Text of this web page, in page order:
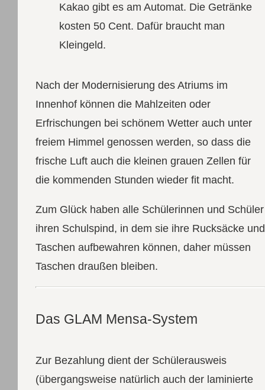
Kakao gibt es am Automat. Die Getränke
kosten 50 Cent. Dafür braucht man
Kleingeld.
Nach der Modernisierung des Atriums im
Innenhof können die Mahlzeiten oder
Erfrischungen bei schönem Wetter auch unter
freiem Himmel genossen werden, so dass die
frische Luft auch die kleinen grauen Zellen für
die kommenden Stunden wieder fit macht.
Zum Glück haben alle Schülerinnen und Schüler
ihren Schulspind, in dem sie ihre Rucksäcke und
Taschen aufbewahren können, daher müssen
Taschen draußen bleiben.
Das GLAM Mensa-System
Zur Bezahlung dient der Schülerausweis
(übergangsweise natürlich auch der laminierte